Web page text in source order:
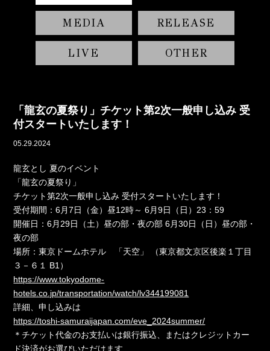
MEDIA RELEASE
LIVE OTHER
「龍玄の夏祭り」チケット第2次一般申し込み 受
付スタートいたします！
05.29.2024
龍玄とし 夏のイベント
「龍玄の夏祭り」
チケット第2次一般申し込み 受付スタートいたします！
受付期間：6月7日（金）昼12時～ 6月9日（日）23：59
開催日：6月29日（土）昼の部・夜の部 6月30日（日）昼の部・
夜の部
場所：東京ドームホテル 「天空」 （東京都文京区後楽１丁目
３－６１ B1）
https://www.tokyodome-
hotels.co.jp/transportation/watch/lv344199081
詳細、申し込みは
https://toshi-samuraijapan.com/eve_2024summer/
＊チケット代金のお支払いは銀行振込、またはクレジットカー
ド決済がお選びいただけます